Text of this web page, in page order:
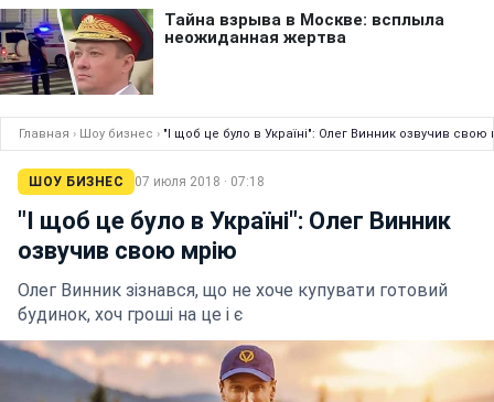
Главная › Шоу бизнес › "І щоб це було в Україні": Олег Винник озвучив свою
ШОУ БИЗНЕС 07 июля 2018 · 07:18
"І щоб це було в Україні": Олег Винник
озвучив свою мрію
Олег Винник зізнався, що не хоче купувати готовий
будинок, хоч гроші на це і є